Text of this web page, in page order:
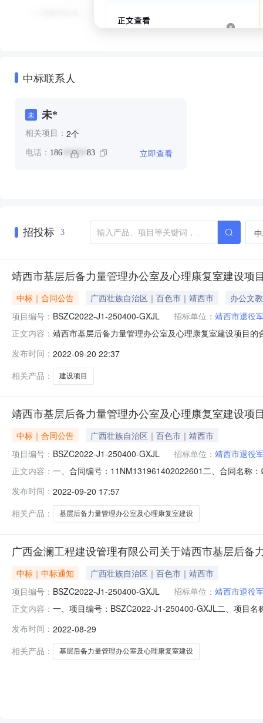
中标联系人
未 未*
相关项目： 2个
电话： 186 ****** 83 立即查看
招投标 3
靖西市基层后备力量管理办公室及心理康复室建设项
中标｜合同公告 广西壮族自治区｜百色市｜靖西市
办公文教
项目编号： BSZC2022-J1-250400-GXJL 招标单位： 靖西市退役
正文内容： 靖西市基层后备力量管理办公室及心理康复室建设项目
址：靖西市新靖镇绣球大道851号联系方式：0776-
发布时间： 2022-09-20 22:37
相关产品：
建设项目
靖西市基层后备力量管理办公室及心理康复室建设项
中标｜合同公告
广西壮族自治区｜百色市｜靖西市
项目编号： BSZC2022-J1-250400-GXJL 招标单位： 靖西市退役
正文内容： 一、合同编号：11NM131961402022601二、合同名称
（乙方）：靖西市旭峰商贸有限公司地址：广西壮族自
发布时间： 2022-09-20 17:57
相关产品：
基层后备力量管理办公室及心理康复室建设
广西金澜工程建设管理有限公司关于靖西市基层后
中标｜中标通知
广西壮族自治区｜百色市｜靖西市
项目编号： BSZC2022-J1-250400-GXJL 招标单位： 靖西市退役
正文内容： 一、项目编号：BSZC2022-J1-250400-GXJL二、项目
废标理由其他事项////四、主要标的信息货物类主要标的
发布时间： 2022-08-29
相关产品：
基层后备力量管理办公室及心理康复室建设